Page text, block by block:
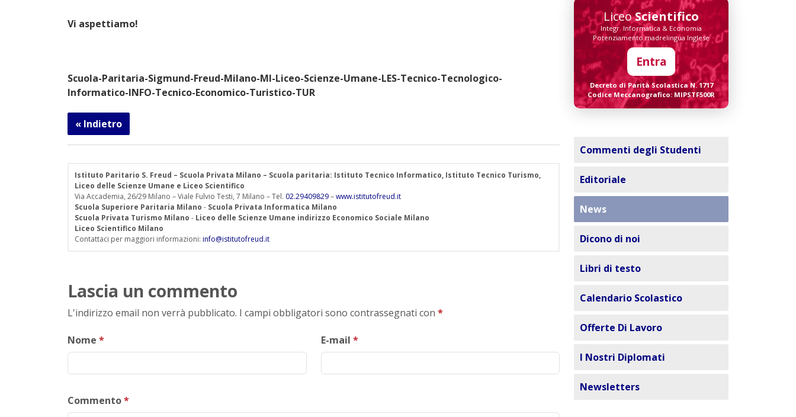
Vi aspettiamo!
Scuola-Paritaria-Sigmund-Freud-Milano-MI-Liceo-Scienze-Umane-LES-Tecnico-Tecnologico-
Informatico-INFO-Tecnico-Economico-Turistico-TUR
« Indietro
Istituto Paritario S. Freud – Scuola Privata Milano – Scuola paritaria: Istituto Tecnico Informatico, Istituto Tecnico Turismo,
Liceo delle Scienze Umane e Liceo Scientifico
Via Accademia, 26/29 Milano – Viale Fulvio Testi, 7 Milano – Tel. 02.29409829–www.istitutofreud.it
Scuola Superiore Paritaria Milano - Scuola Privata Informatica Milano
Scuola Privata Turismo Milano - Liceo delle Scienze Umane indirizzo Economico Sociale Milano
Liceo Scientifico Milano
Contattaci per maggiori informazioni: info@istitutofreud.it
Lascia un commento
L'indirizzo email non verrà pubblicato. I campi obbligatori sono contrassegnati con *
Nome * E-mail *
Commento*
LiceoScientifico
Integr. Informatica & Economia
Potenziamento madrelingua Inglese
Entra
Decreto di Parità Scolastica N. 1717
Codice Meccanografico: MIPSTF500R
Commenti degli Studenti
Editoriale
News
Dicono di noi
Libri di testo
Calendario Scolastico
Offerte Di Lavoro
I Nostri Diplomati
Newsletters